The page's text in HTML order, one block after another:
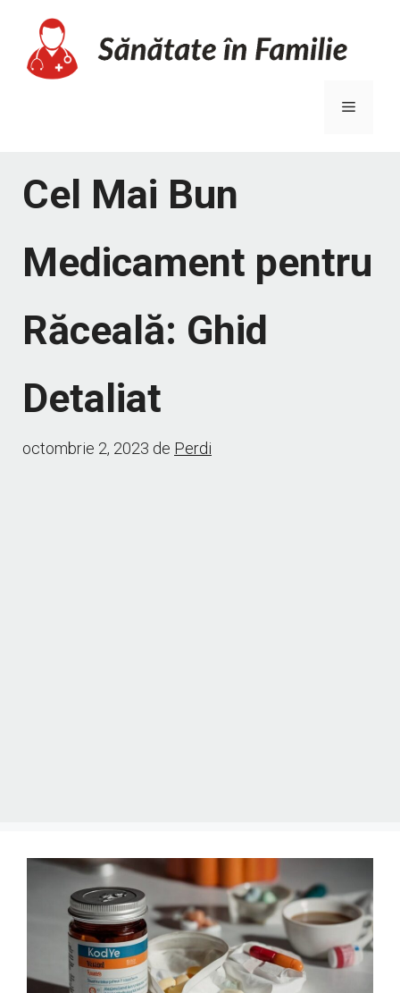
conținut
Meniu
Cel Mai Bun
Medicament pentru
Răceală: Ghid
Detaliat
octombrie 2, 2023 de Perdi